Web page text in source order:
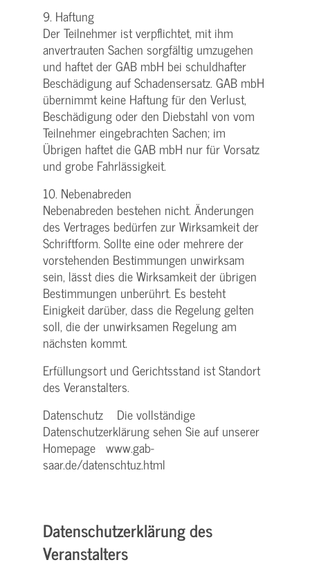
9. Haftung
Der Teilnehmer ist verpflichtet, mit ihm
anvertrauten Sachen sorgfältig umzugehen
und haftet der GAB mbH bei schuldhafter
Beschädigung auf Schadensersatz. GAB mbH
übernimmt keine Haftung für den Verlust,
Beschädigung oder den Diebstahl von vom
Teilnehmer eingebrachten Sachen; im
Übrigen haftet die GAB mbH nur für Vorsatz
und grobe Fahrlässigkeit.
10. Nebenabreden
Nebenabreden bestehen nicht. Änderungen
des Vertrages bedürfen zur Wirksamkeit der
Schriftform. Sollte eine oder mehrere der
vorstehenden Bestimmungen unwirksam
sein, lässt dies die Wirksamkeit der übrigen
Bestimmungen unberührt. Es besteht
Einigkeit darüber, dass die Regelung gelten
soll, die der unwirksamen Regelung am
nächsten kommt.
Erfüllungsort und Gerichtsstand ist Standort
des Veranstalters.
Datenschutz Die vollständige
Datenschutzerklärung sehen Sie auf unserer
Homepage www.gab-
saar.de/datenschtuz.html
Datenschutzerklärung des
Veranstalters